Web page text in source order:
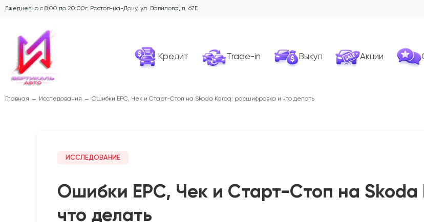
Ежедневно с 8:00 до 20:00г. Ростов-на-Дону, ул. Вавилова, д. 67Е
Кредит Trade-in Выкуп Акции
Главная Исследования Ошибки EPC, Чек и Старт-Стоп на Skoda Karoq: расшифровка и что делать
ИССЛЕДОВАНИЕ
Ошибки EPC, Чек и Старт-Стоп на
что делать